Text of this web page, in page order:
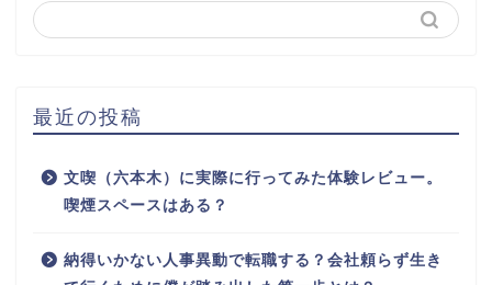
最近の投稿
文喫（六本木）に実際に行ってみた体験レビュー。
喫煙スペースはある？
納得いかない人事異動で転職する？会社頼らず生き